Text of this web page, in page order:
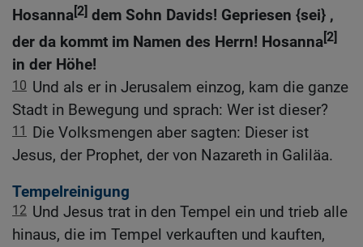
Hosanna[2] dem Sohn Davids! Gepriesen {sei} ,
der da kommt im Namen des Herrn! Hosanna[2]
in der Höhe!
10 Und als er in Jerusalem einzog, kam die ganze
Stadt in Bewegung und sprach: Wer ist dieser?
11 Die Volksmengen aber sagten: Dieser ist
Jesus, der Prophet, der von Nazareth in Galiläa.
Tempelreinigung
12 Und Jesus trat in den Tempel ein und trieb alle
hinaus, die im Tempel verkauften und kauften,